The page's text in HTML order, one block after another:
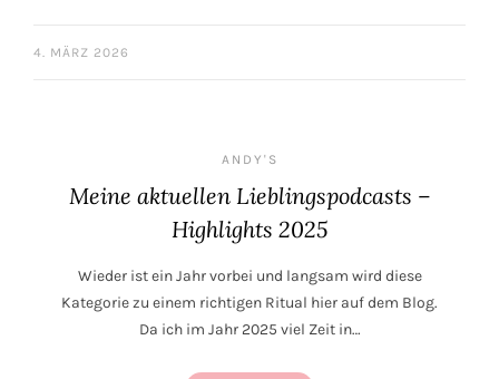
4. MÄRZ 2026
ANDY'S
Meine aktuellen Lieblingspodcasts –
Highlights 2025
Wieder ist ein Jahr vorbei und langsam wird diese
Kategorie zu einem richtigen Ritual hier auf dem Blog.
Da ich im Jahr 2025 viel Zeit in…